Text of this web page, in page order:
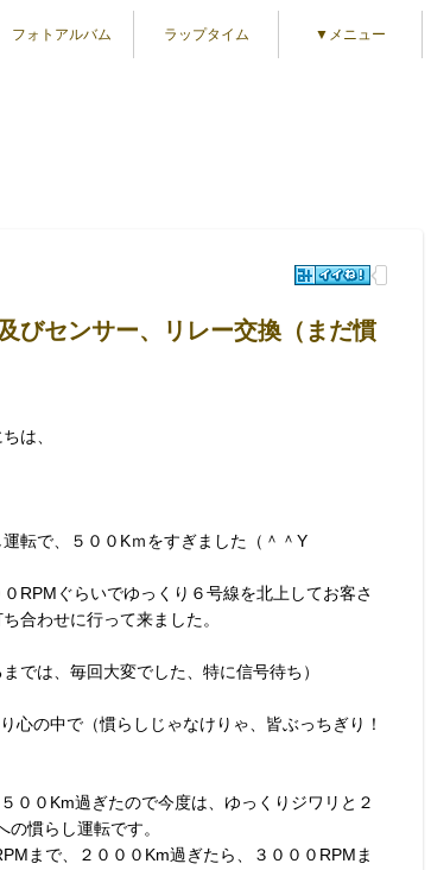
フォトアルバム ラップタイム ▼メニュー
びセンサー、リレー交換（まだ慣
は、
転で、５００Kｍをすぎました（＾＾Y
RPMぐらいでゆっくり６号線を北上してお客さ
合わせに行って来ました。
までは、毎回大変でした、特に信号待ち）
心の中で（慣らしじゃなけりゃ、皆ぶっちぎり！
００Km過ぎたので今度は、ゆっくりジワリと２
慣らし運転です。
まで、２０００Km過ぎたら、３０００RPMま